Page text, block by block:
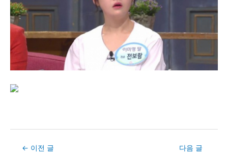
Post← 이전 글
다음 글